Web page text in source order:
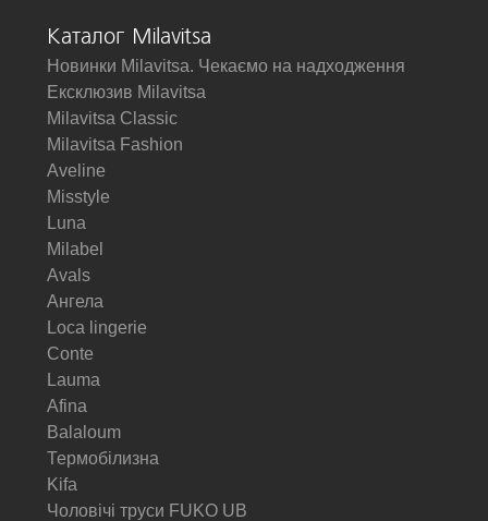
Каталог Milavitsa
Новинки Milavitsa. Чекаємо на надходження
Ексклюзив Milavitsa
Milavitsa Classic
Milavitsa Fashion
Aveline
Misstyle
Luna
Milabel
Avals
Ангела
Loca lingerie
Conte
Lauma
Afina
Balaloum
Термобілизна
Kifa
Чоловічі труси FUKO UB